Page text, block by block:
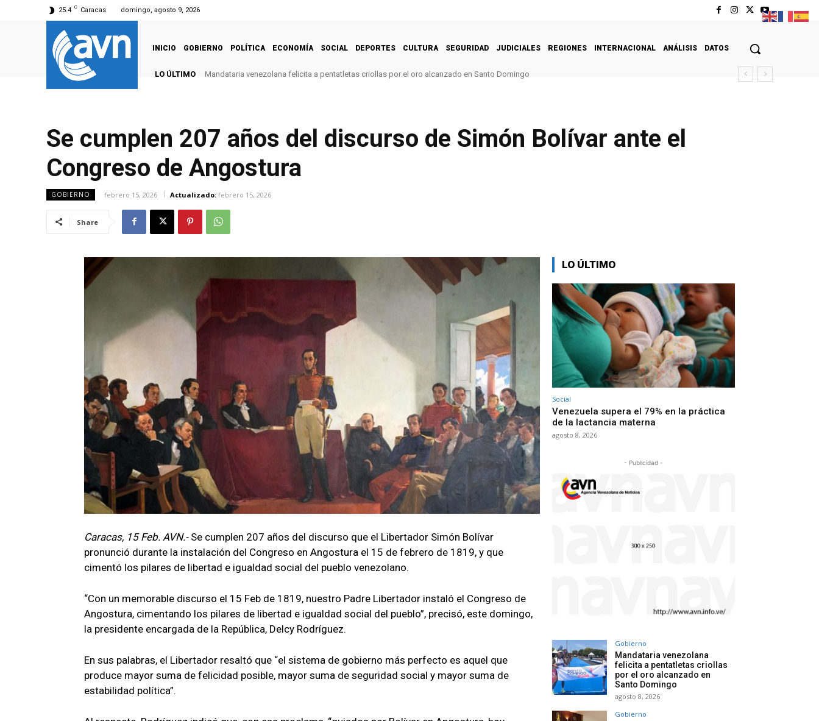
25.4 C Caracas domingo, agosto 9, 2026
INICIO GOBIERNO POLÍTICA ECONOMÍA SOCIAL DEPORTES CULTURA SEGURIDAD JUDICIALES REGIONES INTERNACIONAL ANÁLISIS DATOS
LO ÚLTIMO Mandataria venezolana felicita a pentatletas criollas por el oro alcanzado en Santo Domingo
Se cumplen 207 años del discurso de Simón Bolívar ante el
Congreso de Angostura
GOBIERNO febrero 15, 2026 Actualizado: febrero 15, 2026
Share
Caracas, 15 Feb. AVN.- Se cumplen 207 años del discurso que el Libertador Simón Bolívar
pronunció durante la instalación del Congreso en Angostura el 15 de febrero de 1819, y que
cimentó los pilares de libertad e igualdad social del pueblo venezolano.
“Con un memorable discurso el 15 Feb de 1819, nuestro Padre Libertador instaló el Congreso de
Angostura, cimentando los pilares de libertad e igualdad social del pueblo”, precisó, este domingo,
la presidente encargada de la República, Delcy Rodríguez.
En sus palabras, el Libertador resaltó que “el sistema de gobierno más perfecto es aquel que
produce mayor suma de felicidad posible, mayor suma de seguridad social y mayor suma de
estabilidad política”.
LO ÚLTIMO
Social
Venezuela supera el 79% en la práctica
de la lactancia materna
agosto 8, 2026
- Publicidad -
Gobierno
Mandataria venezolana
felicita a pentatletas criollas
por el oro alcanzado en
Santo Domingo
agosto 8, 2026
Gobierno